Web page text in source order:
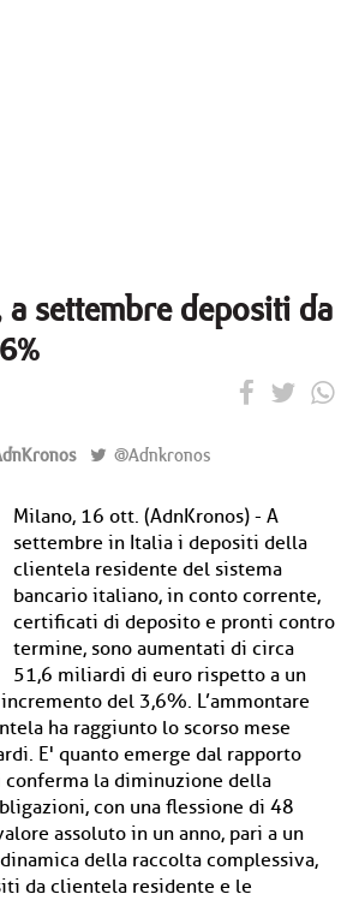
a settembre depositi da
@Adnkronos
Milano, 16 ott. (AdnKronos) - A
settembre in Italia i depositi della
clientela residente del sistema
bancario italiano, in conto corrente,
certificati di deposito e pronti contro
termine, sono aumentati di circa
51,6 miliardi di euro rispetto a un
del 3,6%. L’ammontare
ha raggiunto lo scorso mese
E' quanto emerge dal rapporto
la diminuzione della
con una flessione di 48
assoluto in un anno, pari a un
della raccolta complessiva,
da clientela residente e le